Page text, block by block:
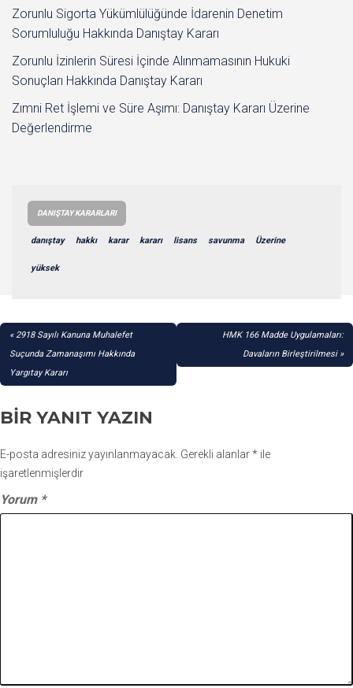
Zorunlu Sigorta Yükümlülüğünde İdarenin Denetim
Sorumluluğu Hakkında Danıştay Kararı
Zorunlu İzinlerin Süresi İçinde Alınmamasının Hukuki
Sonuçları Hakkında Danıştay Kararı
Zımni Ret İşlemi ve Süre Aşımı: Danıştay Kararı Üzerine
Değerlendirme
DANIŞTAY KARARLARI
danıştay hakkı karar kararı lisans savunma Üzerine
yüksek
YAZI
GEZINMESI
2918 Sayılı Kanuna Muhalefet
Suçunda Zamanaşımı Hakkında
Yargıtay Kararı
HMK 166 Madde Uygulamaları:
Davaların Birleştirilmesi
BIR YANIT YAZIN
E-posta adresiniz yayınlanmayacak. Gerekli alanlar* ile
işaretlenmişlerdir
Yorum *